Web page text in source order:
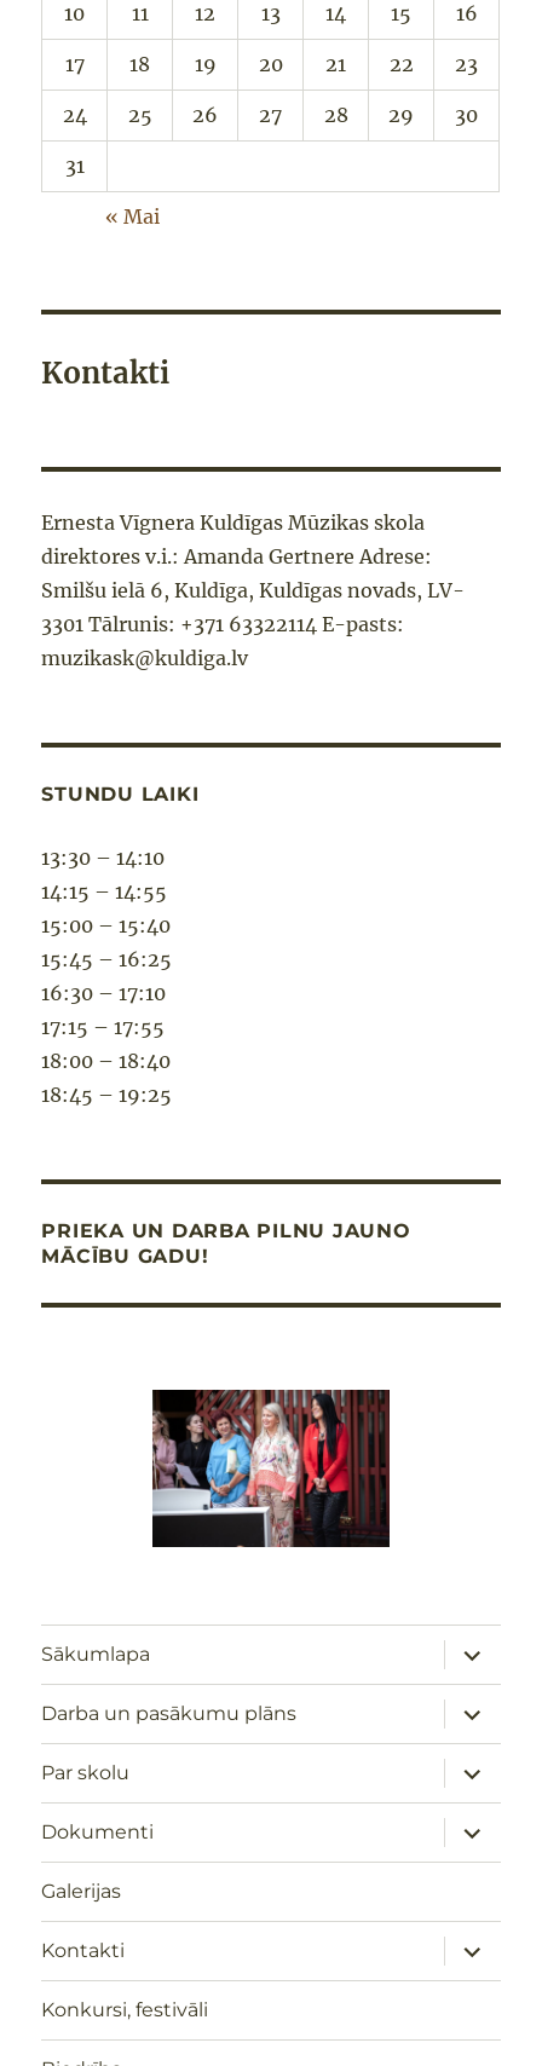
10 11 12 13 14 15 16
17 18 19 20 21 22 23
24 25 26 27 28 29 30
31
« Mai
Kontakti
Ernesta Vīgnera Kuldīgas Mūzikas skola
direktores v.i.: Amanda Gertnere Adrese:
Smilšu ielā 6, Kuldīga, Kuldīgas novads, LV-
3301 Tālrunis: +371 63322114 E-pasts:
muzikask@kuldiga.lv
STUNDU LAIKI
13:30 – 14:10
14:15 – 14:55
15:00 – 15:40
15:45 – 16:25
16:30 – 17:10
17:15 – 17:55
18:00 – 18:40
18:45 – 19:25
PRIEKA UN DARBA PILNU JAUNO
MĀCĪBU GADU!
Sākumlapa
izvērst
Darba un pasākumu plāns
izvērst
Par skolu
izvērst
Dokumenti
izvērst
Galerijas
Kontakti
izvērst
Konkursi, festivāli